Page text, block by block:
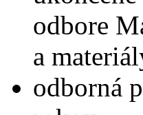
odbore
a
odborná